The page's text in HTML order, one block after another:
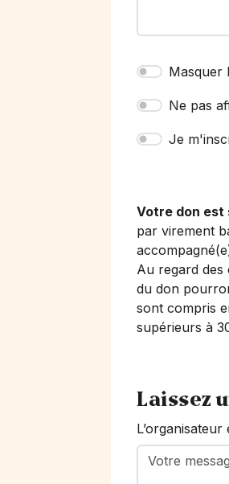
Masquer
Ne pas
Je
Votre don est
par virement
Au regard des
du don
sont compris
supérieurs à
Laissez